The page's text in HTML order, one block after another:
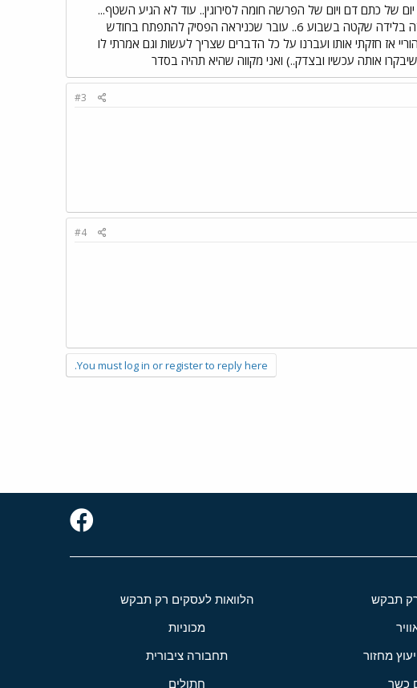
של כתם דם ויום של הפרשה חומה לסירוגין.. עוד לא הגיע השטף...
ועכשיו לסיפור הקשה... קרובת משפחה (קרובה מאוד) הייתה בשמירה קפדנית בהריון.. והיום בבוקר ילדה בלידה שקטה בשבוע 6.. עובר שכניראה הפסיק להתפתח בחודש
אז חזקתי אותו ועברנו על כל הדברים שצריך לעשות וגם אמרתי לו
אותה עכשיו ובצדק..) ואני מקווה שהיא תהיה בסדר
#3
#4
You must log in or register to reply here.
רק תבקש הלוואות לעסקים רק תבקש
מכוניות
מחזור תחבורה ציבורית
כשר חתולים